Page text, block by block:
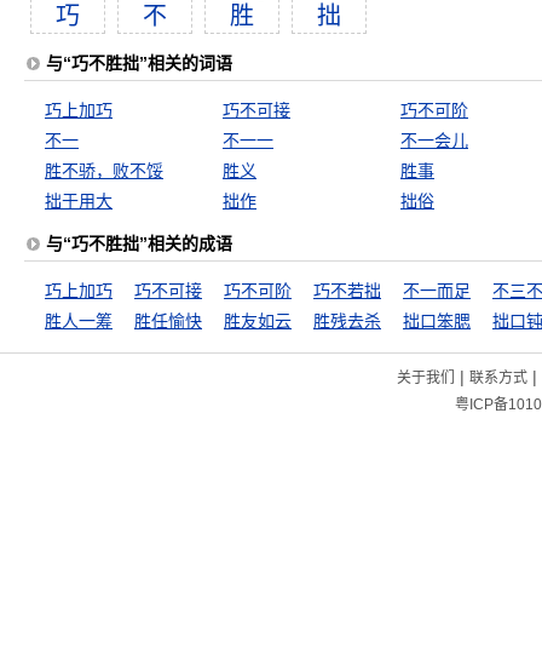
巧 不 胜 拙
与“巧不胜拙”相关的词语
巧上加巧 巧不可接
巧不可阶
不一
不一一
不一会儿
胜不骄，败不馁
胜义
胜事
拙于用大
拙作 拙俗
与“巧不胜拙”相关的成语
巧上加巧 巧不可接 巧不可阶 巧不若拙 不一而足
不三
胜人一筹
胜任愉快 胜友如云 胜残去杀 拙口笨腮 拙口
关于我们 | 联系方式|
粤ICP备